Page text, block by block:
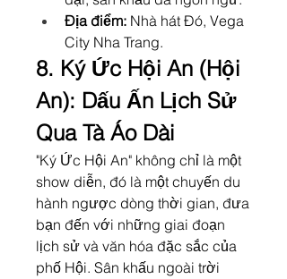
Địa điểm: Nhà hát Đó, Vega
City Nha Trang.
8. Ký Ức Hội An (Hội
An): Dấu Ấn Lịch Sử
Qua Tà Áo Dài
"Ký Ức Hội An" không chỉ là một
show diễn, đó là một chuyến du
hành ngược dòng thời gian, đưa
bạn đến với những giai đoạn
lịch sử và văn hóa đặc sắc của
phố Hội. Sân khấu ngoài trời